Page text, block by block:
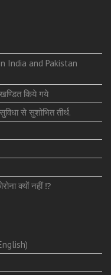
India and Pakistan
खण्डित किये गये
से सुशोभित तीर्थ.
क्यों नहीं ⁉️